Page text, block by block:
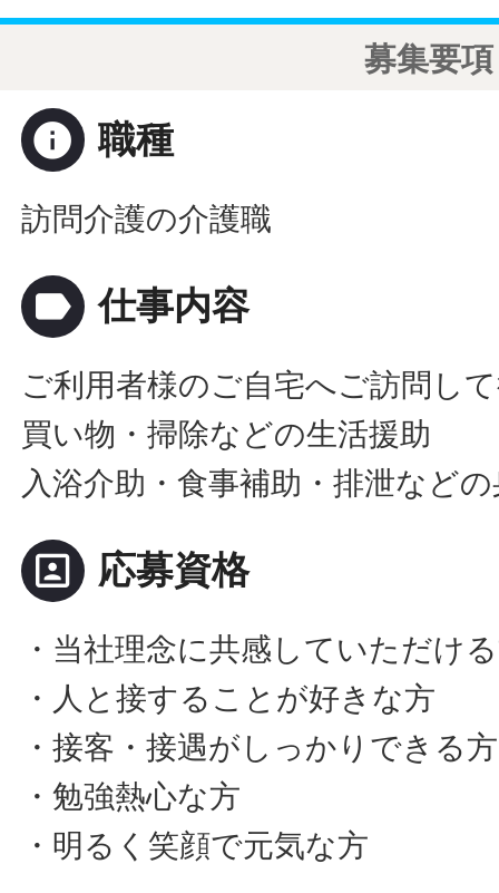
募集要項
info 職種
訪問介護の介護職
label 仕事内容
ご利用者様のご自宅へご訪問し
買い物・掃除などの生活援助
入浴介助・食事補助・排泄など
portrait 応募資格
・当社理念に共感していただけ
・人と接することが好きな方
・接客・接遇がしっかりできる方
・勉強熱心な方
・明るく笑顔で元気な方